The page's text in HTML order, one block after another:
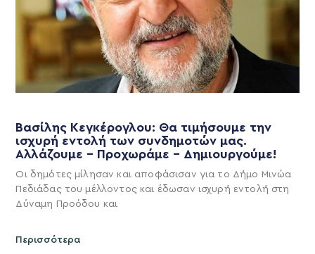
Βασίλης Κεγκέρογλου: Θα τιμήσουμε την
ισχυρή εντολή των συνδημοτών μας.
Αλλάζουμε – Προχωράμε – Δημιουργούμε!
Οι δημότες μίλησαν και αποφάσισαν για το Δήμο Μινώα
Πεδιάδας του μέλλοντος και έδωσαν ισχυρή εντολή στη
Δύναμη Προόδου και
Περισσότερα